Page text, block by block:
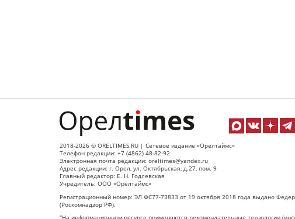
2018-2026 © ORELTIMES.RU | Сетевое издание «Орелтаймс»
Телефон редакции: +7 (4862) 48-82-92
Электронная почта редакции: oreltimes@yandex.ru
Адрес редакции: г. Орел, ул. Октябрьская, д.27, пом. 9
Главный редактор: Е. Н. Годлевская
Учредитель: ООО «Орелтаймс»
Регистрационный номер: ЭЛ ФС77-73833 от 19 октября 2018 года выдано
(Роскомнадзор РФ).